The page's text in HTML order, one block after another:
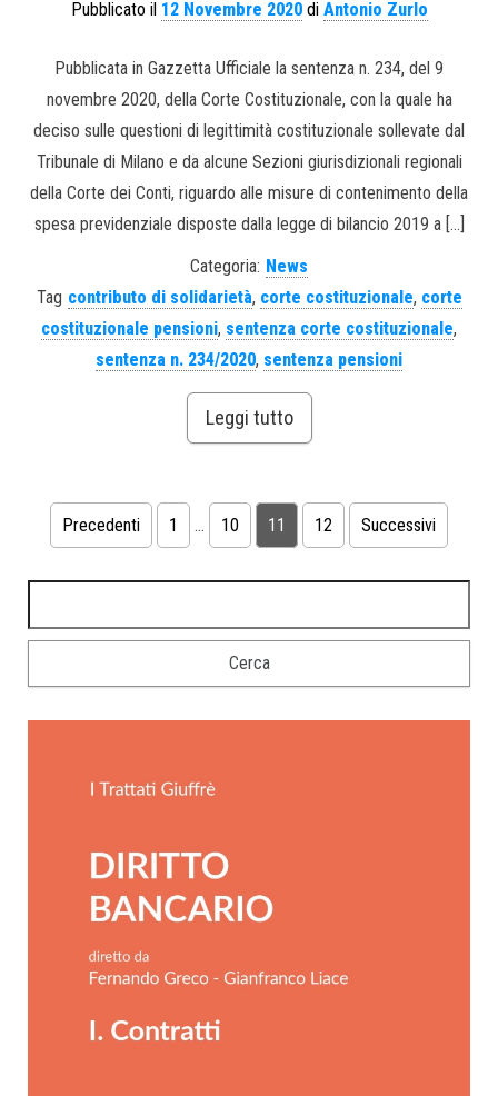
Pubblicato il 12 Novembre 2020di Antonio Zurlo
Pubblicata in Gazzetta Ufficiale la sentenza n. 234, del 9
novembre 2020, della Corte Costituzionale, con la quale ha
deciso sulle questioni di legittimità costituzionale sollevate dal
Tribunale di Milano e da alcune Sezioni giurisdizionali regionali
della Corte dei Conti, riguardo alle misure di contenimento della
spesa previdenziale disposte dalla legge di bilancio 2019 a […]
Categoria: News
Tag contributo di solidarietà, corte costituzionale, corte
costituzionale pensioni, sentenza corte costituzionale,
sentenza n. 234/2020, sentenza pensioni
Leggi tutto
Precedenti 1 … 10 11 12 Successivi